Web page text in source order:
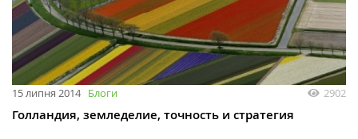
15 липня 2014 Блоги 2902
Голландия, земледелие, точность и стратегия